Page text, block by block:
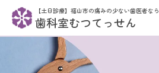
【土日診療】福山市の痛みの少ない歯医者なら
歯科室むつてっせん